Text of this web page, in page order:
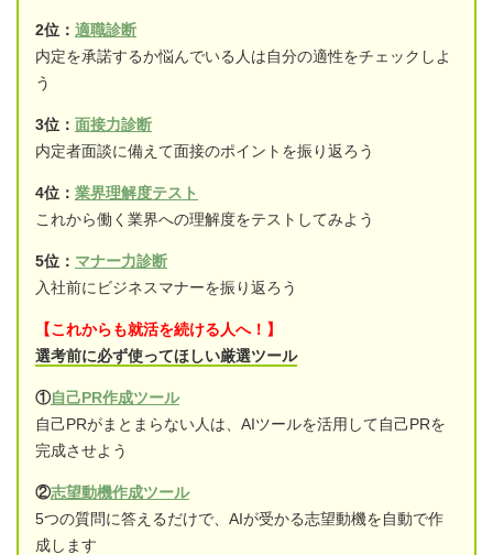
2位： 適職診断
内定を承諾するか悩んでいる人は自分の適性をチェックしよ
う
3位： 面接力診断
内定者面談に備えて面接のポイントを振り返ろう
4位： 業界理解度テスト
これから働く業界への理解度をテストしてみよう
5位： マナー力診断
入社前にビジネスマナーを振り返ろう
【これからも就活を続ける人へ！】
選考前に必ず使ってほしい厳選ツール
①自己PR作成ツール
自己PRがまとまらない人は、AIツールを活用して自己PRを
完成させよう
②志望動機作成ツール
5つの質問に答えるだけで、AIが受かる志望動機を自動で作
成します